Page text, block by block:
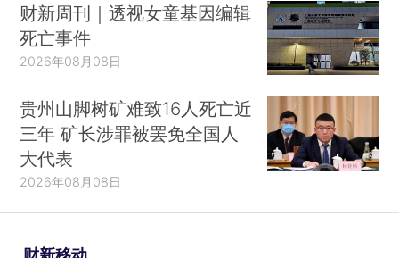
财新周刊｜透视女童基因编辑
死亡事件
2026年08月08日
贵州山脚树矿难致16人死亡近
三年 矿长涉罪被罢免全国人
大代表
2026年08月08日